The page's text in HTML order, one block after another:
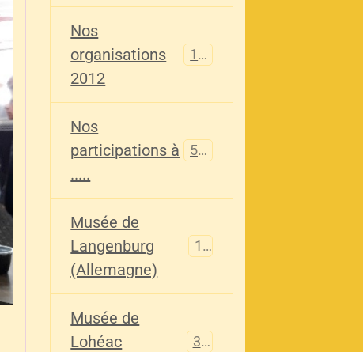
Nos
organisations
2012
155
Nos
participations à
.....
563
Musée de
Langenburg
(Allemagne)
113
Musée de
Lohéac
321